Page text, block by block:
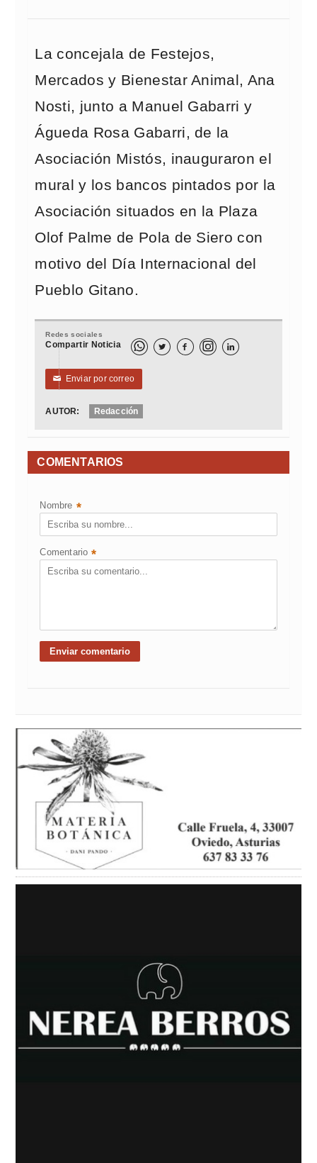
La concejala de Festejos,
Mercados y Bienestar Animal, Ana
Nosti, junto a Manuel Gabarri y
Águeda Rosa Gabarri, de la
Asociación Mistós, inauguraron el
mural y los bancos pintados por la
Asociación situados en la Plaza
Olof Palme de Pola de Siero con
motivo del Día Internacional del
Pueblo Gitano.
Redes sociales
Compartir Noticia   
✉ Enviar por correo
AUTOR: Redacción
COMENTARIOS
Nombre *
Comentario *